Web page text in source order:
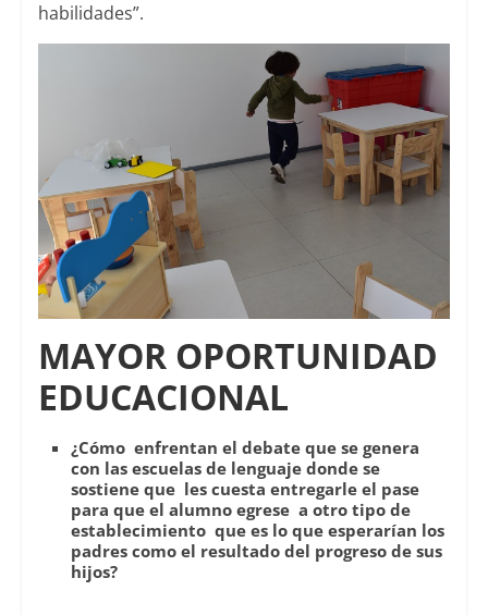
habilidades”.
MAYOR OPORTUNIDAD
EDUCACIONAL
¿Cómo enfrentan el debate que se genera
con las escuelas de lenguaje donde se
sostiene que les cuesta entregarle el pase
para que el alumno egrese a otro tipo de
establecimiento que es lo que esperarían los
padres como el resultado del progreso de sus
hijos?